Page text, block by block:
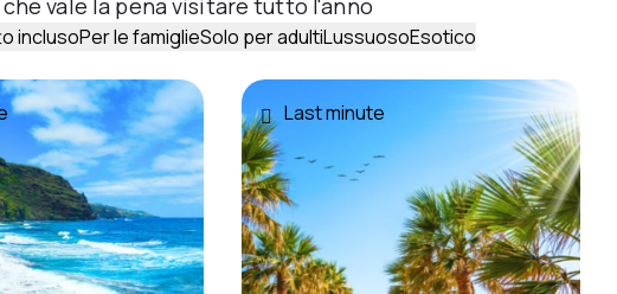
inclusoPer le famiglieSolo per adultiLussuosoEsotico
Last minute